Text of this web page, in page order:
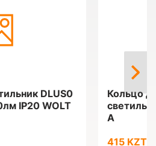
DLUS0
IP20 WOLT
Кольцо
A
415 KZT